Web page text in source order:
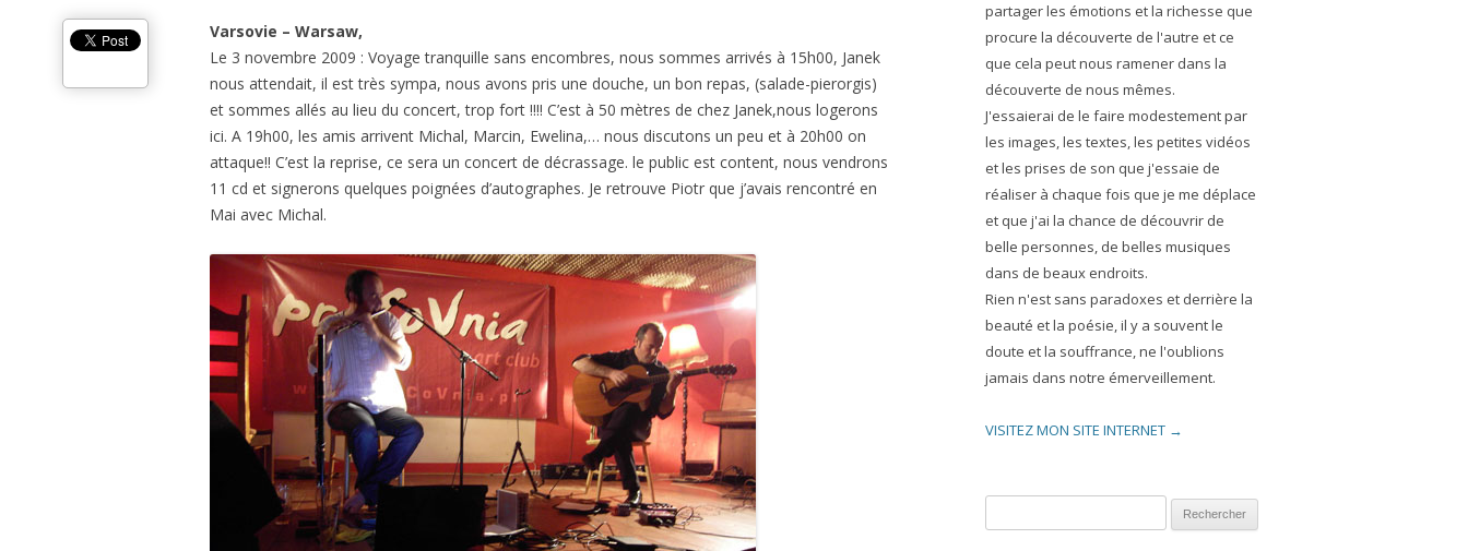
Varsovie – Warsaw,
Le 3 novembre 2009 : Voyage tranquille sans encombres, nous sommes arrivés à 15h00, Janek
nous attendait, il est très sympa, nous avons pris une douche, un bon repas, (salade-pierorgis)
et sommes allés au lieu du concert, trop fort !!!! C’est à 50 mètres de chez Janek,nous logerons
ici. A 19h00, les amis arrivent Michal, Marcin, Ewelina,… nous discutons un peu et à 20h00 on
attaque!! C’est la reprise, ce sera un concert de décrassage. le public est content, nous vendrons
11 cd et signerons quelques poignées d’autographes. Je retrouve Piotr que j’avais rencontré en
Mai avec Michal.
partager les émotions et la richesse que
procure la découverte de l'autre et ce
que cela peut nous ramener dans la
découverte de nous mêmes.
J'essaierai de le faire modestement par
les images, les textes, les petites vidéos
et les prises de son que j'essaie de
réaliser à chaque fois que je me déplace
et que j'ai la chance de découvrir de
belle personnes, de belles musiques
dans de beaux endroits.
Rien n'est sans paradoxes et derrière la
beauté et la poésie, il y a souvent le
doute et la souffrance, ne l'oublions
jamais dans notre émerveillement.
VISITEZ MON SITE INTERNET →